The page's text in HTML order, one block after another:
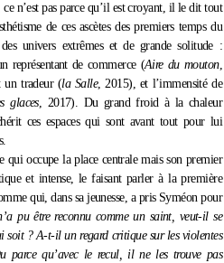
n’est pas parce qu’il est croyant, il le dit tout
de ces ascètes des premiers temps du
univers extrêmes et de grande solitude :
représentant de commerce (Aire du mouton,
un tradeur (la Salle, 2015), et l’immensité de
glaces, 2017). Du grand froid à la chaleur
ces espaces qui sont avant tout pour lui
qui occupe la place centrale mais son premier
et intense, le faisant parler à la première
qui, dans sa jeunesse, a pris Syméon pour
pu être reconnu comme un saint, veut-il se
soit ? A-t-il un regard critique sur les violentes
parce qu’avec le recul, il ne les trouve pas